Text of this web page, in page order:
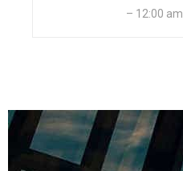
– 12:00 am